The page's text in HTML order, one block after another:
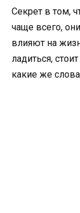
Секрет в том,
чаще всего,
влияют на
ладиться,
какие же